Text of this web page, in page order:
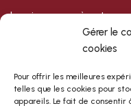
Gérer le
cookies
Pour offrir les meilleures
telles que les cookies pour
appareils. Le fait de consentir
Inscrivez-vous à notre
dernières offres et